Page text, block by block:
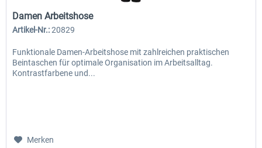
Damen Arbeitshose
Artikel-Nr.:20829
Funktionale Damen-Arbeitshose mit zahlreichen praktischen
Beintaschen für optimale Organisation im Arbeitsalltag.
Kontrastfarbene und...
Merken